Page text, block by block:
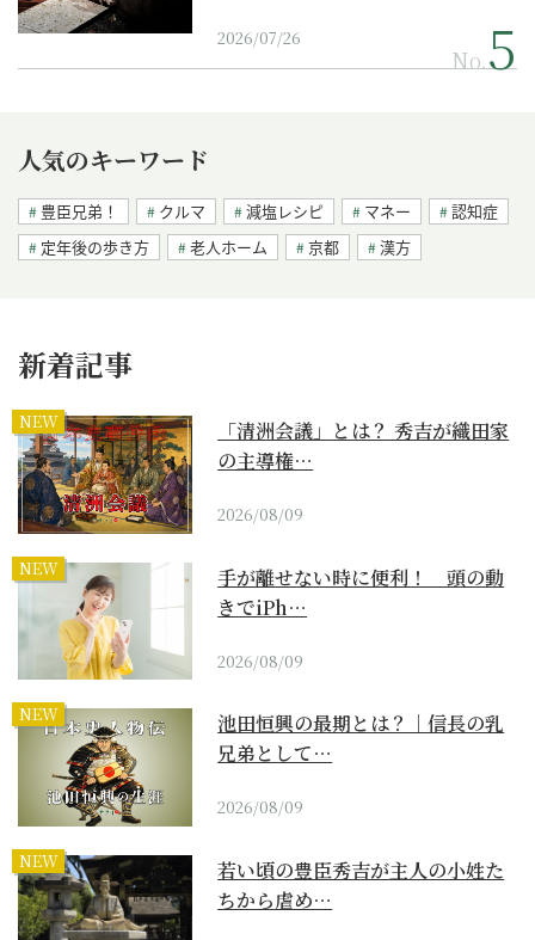
2026/07/26
No.
人気のキーワード
豊臣兄弟！ クルマ 減塩レシピ マネー
認知症
定年後の歩き方
老人ホーム 京都 漢方
新着記事
NEW
「清洲会議」とは？ 秀吉が織田家
の主導権…
2026/08/09
NEW
手が離せない時に便利！ 頭の動
きでiPh…
2026/08/09
NEW
池田恒興の最期とは？｜信長の乳
兄弟として…
2026/08/09
NEW
若い頃の豊臣秀吉が主人の小姓た
ちから虐め…